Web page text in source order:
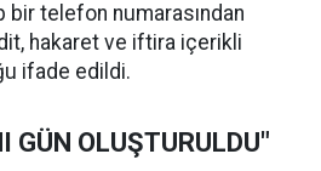
bir telefon numarasından
hakaret ve iftira içerikli
ifade edildi.
GÜN OLUŞTURULDU"